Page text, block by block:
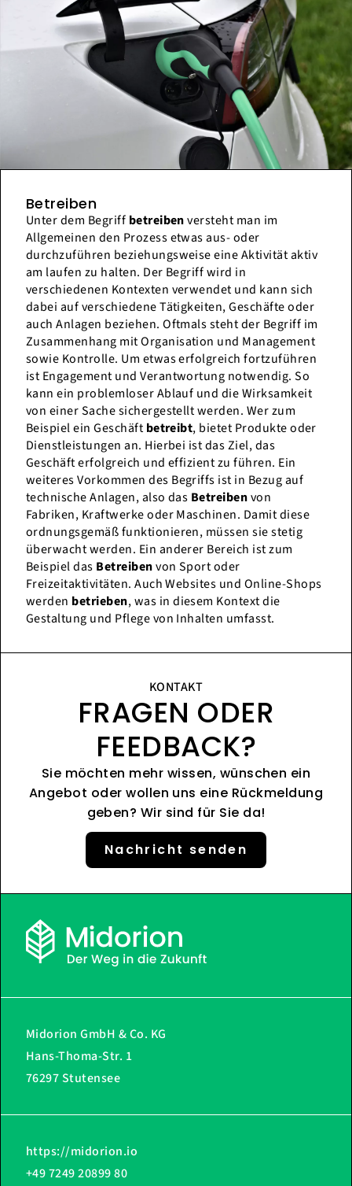
Betreiben
Unter dem Begriff betreibenversteht man im
Allgemeinen den Prozess etwas aus- oder
durchzuführen beziehungsweise eine Aktivität aktiv
am laufen zu halten. Der Begriff wird in
verschiedenen Kontexten verwendet und kann sich
dabei auf verschiedene Tätigkeiten, Geschäfte oder
auch Anlagen beziehen. Oftmals steht der Begriff im
Zusammenhang mit Organisation und Management
sowie Kontrolle. Um etwas erfolgreich fortzuführen
ist Engagement und Verantwortung notwendig. So
kann ein problemloser Ablauf und die Wirksamkeit
von einer Sache sichergestellt werden. Wer zum
Beispiel ein Geschäft betreibt, bietet Produkte oder
Dienstleistungen an. Hierbei ist das Ziel, das
Geschäft erfolgreich und effizient zu führen. Ein
weiteres Vorkommen des Begriffs ist in Bezug auf
technische Anlagen, also das Betreibenvon
Fabriken, Kraftwerke oder Maschinen. Damit diese
ordnungsgemäß funktionieren, müssen sie stetig
überwacht werden. Ein anderer Bereich ist zum
Beispiel das Betreibenvon Sport oder
Freizeitaktivitäten. Auch Websites und Online-Shops
werden betrieben, was in diesem Kontext die
Gestaltung und Pflege von Inhalten umfasst.
KONTAKT
FRAGEN ODER
FEEDBACK?
Sie möchten mehr wissen, wünschen ein
Angebot oder wollen uns eine Rückmeldung
geben? Wir sind für Sie da!
Nachricht senden
Midorion GmbH & Co. KG
Hans-Thoma-Str. 1
76297 Stutensee
https://midorion.io
+49 7249 20899 80